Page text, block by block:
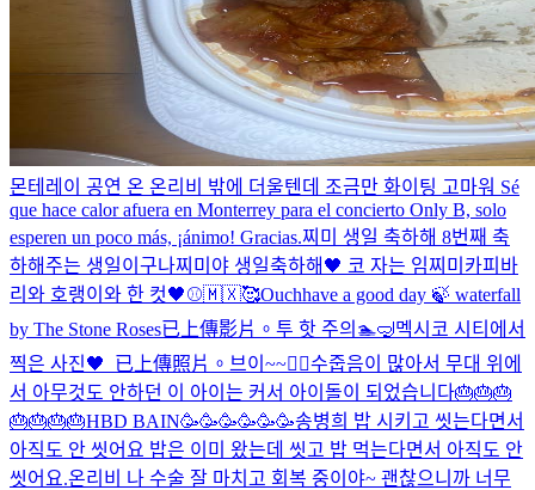
몬테레이 공연 온 온리비 밖에 더울텐데 조금만 화이팅 고마워 Sé
que hace calor afuera en Monterrey para el concierto Only B, solo
esperen un poco más, ¡ánimo! Gracias.찌미 생일 축하해 8번째 축
하해주는 생일이구나찌미야 생일축하해🖤 코 자는 임찌미 카피바
리와 호랭이와 한 컷🖤⚾🇲🇽🥰Ouchhave a good day 🍃 waterfall
by The Stone Roses已上傳影片。 투 핫 주의🏊🤿멕시코 시티에서
찍은 사진🖤
已上傳照片。 브이~~✌🏻수줍음이 많아서 무대 위에
서 아무것도 안하던 이 아이는 커서 아이돌이 되었습니다🎂🎂🎂
🎂🎂🎂🎂HBD BAIN🥳🥳🥳🥳🥳🥳송병희 밥 시키고 씻는다면서
아직도 안 씻어요 밥은 이미 왔는데 씻고 밥 먹는다면서 아직도 안
씻어요.온리비 나 수술 잘 마치고 회복 중이야~ 괜찮으니까 너무